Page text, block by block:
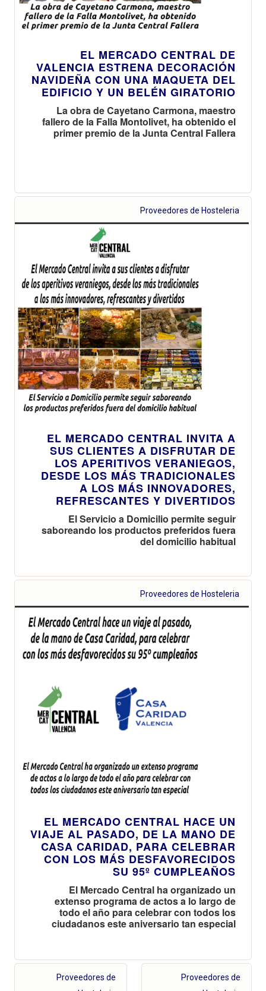
EL MERCADO CENTRAL DE
VALENCIA ESTRENA DECORACIÓN
NAVIDEÑA CON UNA MAQUETA DEL
EDIFICIO Y UN BELÉN GIRATORIO
La obra de Cayetano Carmona, maestro
fallero de la Falla Montolivet, ha obtenido el
primer premio de la Junta Central Fallera
Proveedores de Hosteleria
EL MERCADO CENTRAL INVITA A
SUS CLIENTES A DISFRUTAR DE
LOS APERITIVOS VERANIEGOS,
DESDE LOS MÁS TRADICIONALES
A LOS MÁS INNOVADORES,
REFRESCANTES Y DIVERTIDOS
El Servicio a Domicilio permite seguir
saboreando los productos preferidos fuera
del domicilio habitual
Proveedores de Hosteleria
EL MERCADO CENTRAL HACE UN
VIAJE AL PASADO, DE LA MANO DE
CASA CARIDAD, PARA CELEBRAR
CON LOS MÁS DESFAVORECIDOS
SU 95º CUMPLEAÑOS
El Mercado Central ha organizado un
extenso programa de actos a lo largo de
todo el año para celebrar con todos los
ciudadanos este aniversario tan especial
Proveedores de
Proveedores de